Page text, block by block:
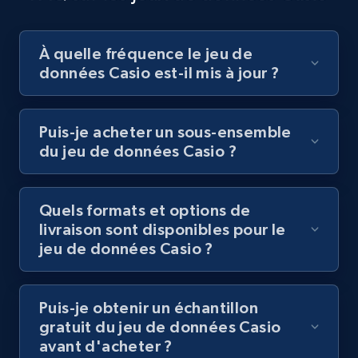
À quelle fréquence le jeu de
données Casio est-il mis à jour ?
Puis-je acheter un sous-ensemble
du jeu de données Casio ?
Quels formats et options de
livraison sont disponibles pour le
jeu de données Casio ?
Puis-je obtenir un échantillon
gratuit du jeu de données Casio
avant d'acheter ?